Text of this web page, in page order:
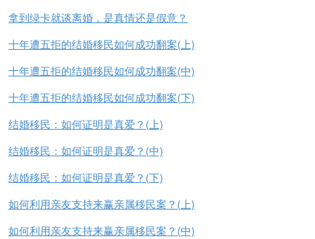
拿到绿卡就谈离婚，是真情还是假意？
十年遭五拒的结婚移民如何成功翻案(上)
十年遭五拒的结婚移民如何成功翻案(中)
十年遭五拒的结婚移民如何成功翻案(下)
结婚移民：如何证明是真爱？(上)
结婚移民：如何证明是真爱？(中)
结婚移民：如何证明是真爱？(下)
如何利用亲友支持来赢亲属移民案？(上)
如何利用亲友支持来赢亲属移民案？(中)